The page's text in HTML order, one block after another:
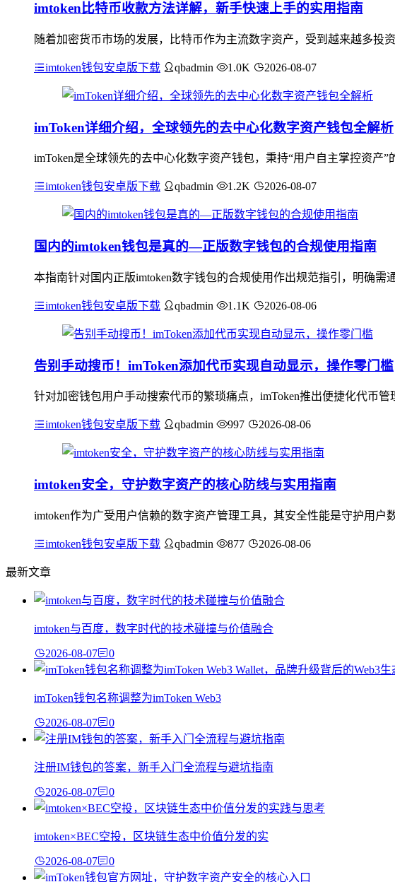
imtoken比特币收款方法详解，新手快速上手的实用指南
随着加密货币市场的发展，比特币作为主流数字资产，受到越来越多投
imtoken钱包安卓版下载 qbadmin 1.0K 2026-08-07
imToken详细介绍，全球领先的去中心化数字资产钱包全解析
imToken是全球领先的去中心化数字资产钱包，秉持“用户自主掌控资
imtoken钱包安卓版下载 qbadmin 1.2K 2026-08-07
国内的imtoken钱包是真的—正版数字钱包的合规使用指南
本指南针对国内正版imtoken数字钱包的合规使用作出规范指引，明确
imtoken钱包安卓版下载 qbadmin 1.1K 2026-08-06
告别手动搜币！imToken添加代币实现自动显示，操作零门槛
针对加密钱包用户手动搜索代币的繁琐痛点，imToken推出便捷化代币
imtoken钱包安卓版下载 qbadmin 997 2026-08-06
imtoken安全，守护数字资产的核心防线与实用指南
imtoken作为广受用户信赖的数字资产管理工具，其安全性能是守护用
imtoken钱包安卓版下载 qbadmin 877 2026-08-06
最新文章
imtoken与百度，数字时代的技术碰撞与价值融合
2026-08-07 0
imToken钱包名称调整为imToken Web3
2026-08-07 0
注册IM钱包的答案，新手入门全流程与避坑指南
2026-08-07 0
imtoken×BEC空投，区块链生态中价值分发的实
2026-08-07 0